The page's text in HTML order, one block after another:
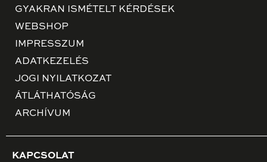
GYAKRAN ISMÉTELT KÉRDÉSEK
WEBSHOP
IMPRESSZUM
ADATKEZELÉS
JOGI NYILATKOZAT
ÁTLÁTHATÓSÁG
ARCHÍVUM
KAPCSOLAT